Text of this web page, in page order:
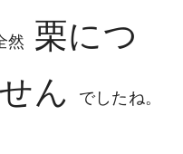
然 栗につ
ん
でしたね。